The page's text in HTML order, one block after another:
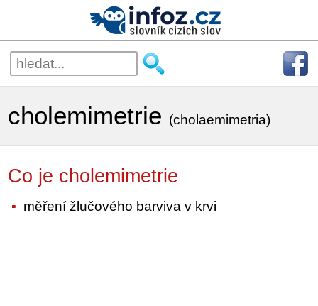
cholemimetrie (cholaemimetria)
Co je cholemimetrie
měření žlučového barviva v krvi